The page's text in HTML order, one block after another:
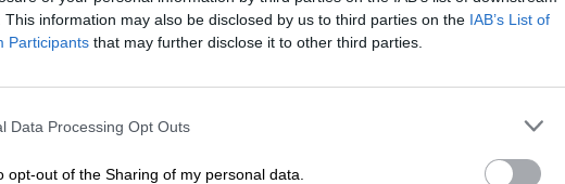
This information may also be disclosed by us to third parties on the IAB’s List of
Participants that may further disclose it to other third parties.
Data Processing Opt Outs
opt-out of the Sharing of my personal data.